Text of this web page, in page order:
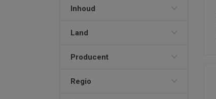
Inhoud
Land
Producent
Regio